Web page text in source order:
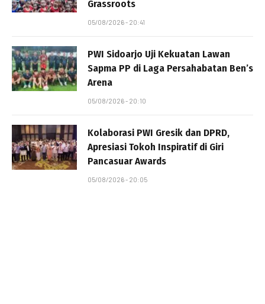
Grassroots
05/08/2026 - 20:41
PWI Sidoarjo Uji Kekuatan Lawan
Sapma PP di Laga Persahabatan Ben’s
Arena
05/08/2026 - 20:10
Kolaborasi PWI Gresik dan DPRD,
Apresiasi Tokoh Inspiratif di Giri
Pancasuar Awards
05/08/2026 - 20:05